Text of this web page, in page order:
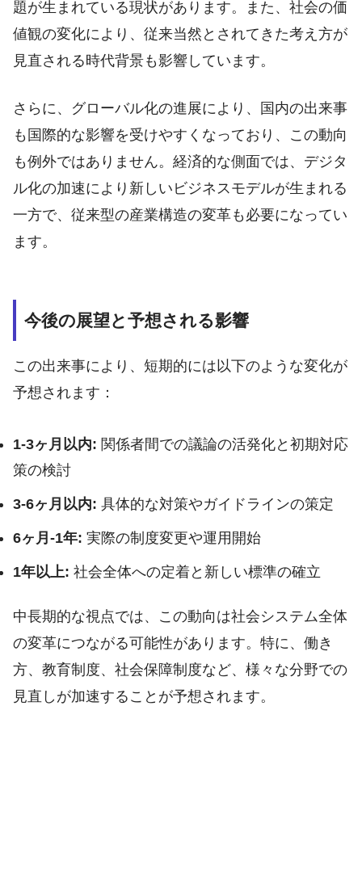
題が生まれている現状があります。また、社会の価
値観の変化により、従来当然とされてきた考え方が
見直される時代背景も影響しています。
さらに、グローバル化の進展により、国内の出来事
も国際的な影響を受けやすくなっており、この動向
も例外ではありません。経済的な側面では、デジタ
ル化の加速により新しいビジネスモデルが生まれる
一方で、従来型の産業構造の変革も必要になってい
ます。
今後の展望と予想される影響
この出来事により、短期的には以下のような変化が
予想されます：
1-3ヶ月以内: 関係者間での議論の活発化と初期対応
策の検討
3-6ヶ月以内: 具体的な対策やガイドラインの策定
6ヶ月-1年: 実際の制度変更や運用開始
1年以上: 社会全体への定着と新しい標準の確立
中長期的な視点では、この動向は社会システム全体
の変革につながる可能性があります。特に、働き
方、教育制度、社会保障制度など、様々な分野での
見直しが加速することが予想されます。